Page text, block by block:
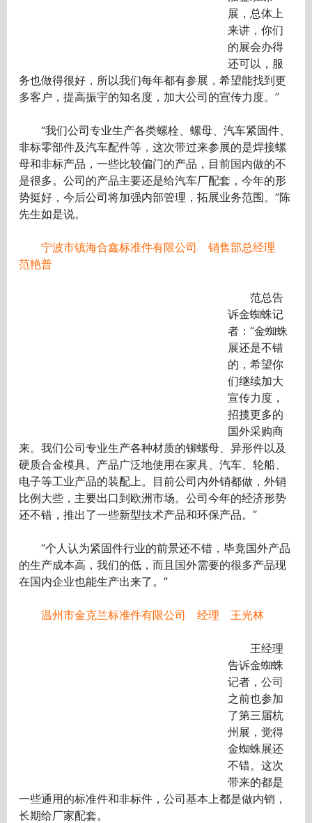
展，总体上
来讲，你们
的展会办得
还可以，服
务也做得很好，所以我们每年都有参展，希望能找到更
多客户，提高振宇的知名度，加大公司的宣传力度。”
“我们公司专业生产各类螺栓、螺母、汽车紧固件、
非标零部件及汽车配件等，这次带过来参展的是焊接螺
母和非标产品，一些比较偏门的产品，目前国内做的不
是很多。公司的产品主要还是给汽车厂配套，今年的形
势挺好，今后公司将加强内部管理，拓展业务范围。”陈
先生如是说。
宁波市镇海合鑫标准件有限公司 销售部总经理
范艳普
范总告
诉金蜘蛛记
者：“金蜘蛛
展还是不错
的，希望你
们继续加大
宣传力度，
招揽更多的
国外采购商
来。我们公司专业生产各种材质的铆螺母、异形件以及
硬质合金模具。产品广泛地使用在家具、汽车、轮船、
电子等工业产品的装配上。目前公司内外销都做，外销
比例大些，主要出口到欧洲市场。公司今年的经济形势
还不错，推出了一些新型技术产品和环保产品。”
“个人认为紧固件行业的前景还不错，毕竟国外产品
的生产成本高，我们的低，而且国外需要的很多产品现
在国内企业也能生产出来了。”
温州市金克兰标准件有限公司 经理 王光林
王经理
告诉金蜘蛛
记者，公司
之前也参加
了第三届杭
州展，觉得
金蜘蛛展还
不错。这次
带来的都是
一些通用的标准件和非标件，公司基本上都是做内销，
长期给厂家配套。